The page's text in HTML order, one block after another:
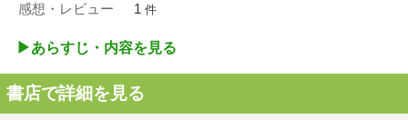
感想・レビュー 1 件
▶︎あらすじ・内容を見る
書店で詳細を見る